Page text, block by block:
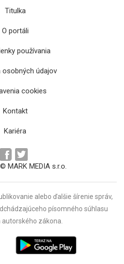
výročie veľkolepej
kniežaťa Gabriela
mesta Košice z roku
Titulka
O portáli
používania
osobných údajov
cookies
Kontakt
Kariéra
MARK MEDIA s.r.o.
alebo ďalšie šírenie správ,
písomného súhlasu
zákona.